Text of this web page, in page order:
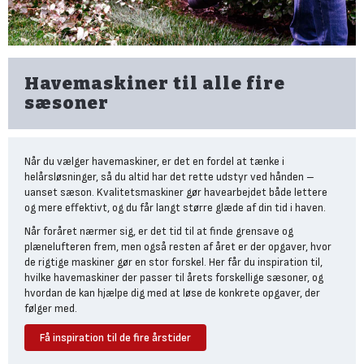
Det arbejde, der normalt ville kræve meget tid og fysisk indsats
medhavesakseller kratrydder, klares nemt og effektivt med en
komme videre til sjovere haveopgaver.
Hækkeklipper til skånsom
klipning af hække og buske
Der er ingen tvivl om, at denbatteridrevne hækkeklipper
hurtigere at forskønne de levende hegn.
Hos Bygma finder du et stort udvalg af både 18V, 36V og 230V
hækkeklippere, som gør vedligehold af hækkene nemt, uanset om
du skal bruge en hækkeklipper med langt sværd eller
teleskopstang.
Med en stor klinge og øvelse får du hurtigt dækket de store arealer,
mens du kæler for detaljen med den lille klinge og hækkesaksen.
Motorsave og grensave til
fældning og beskæring i det
tidlige forår
Havemaskiner til alle fire
sæsoner
Når du vælger havemaskiner, er det en fordel at tænke i
helårsløsninger, så du altid har det rette udstyr ved hånden –
uanset sæson. Kvalitetsmaskiner gør havearbejdet både lettere
og mere effektivt, og du får langt større glæde af din tid i haven.
Når foråret nærmer sig, er det tid til at finde grensave og
plænelufteren frem, men også resten af året er der opgaver, hvor
de rigtige maskiner gør en stor forskel. Her får du inspiration til,
hvilke havemaskiner der passer til årets forskellige sæsoner, og
hvordan de kan hjælpe dig med at løse de konkrete opgaver, der
følger med.
Plænelufter og havefræser til
Få inspiration til de fire årstider